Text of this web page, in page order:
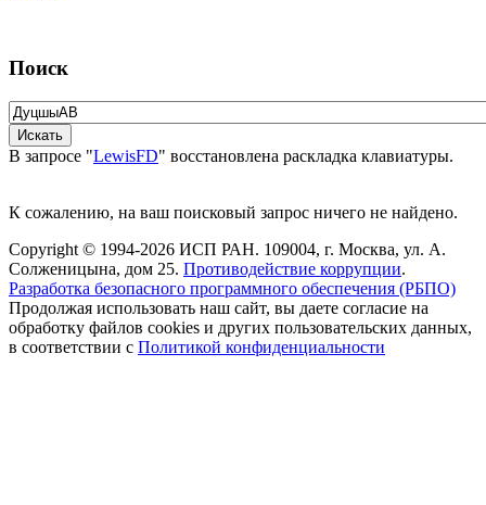
Поиск
В запросе "LewisFD" восстановлена раскладка клавиатуры.
К сожалению, на ваш поисковый запрос ничего не найдено.
Copyright © 1994-2026 ИСП РАН. 109004, г. Москва, ул. А.
Солженицына, дом 25. Противодействие коррупции.
Разработка безопасного программного обеспечения (РБПО)
Продолжая использовать наш сайт, вы даете согласие на
обработку файлов cookies и других пользовательских данных,
в соответствии с Политикой конфиденциальности